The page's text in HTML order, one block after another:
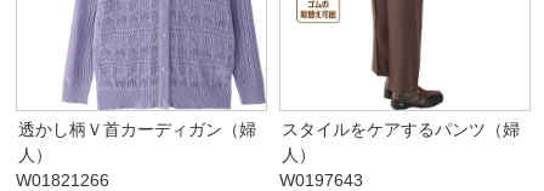
透かし柄Ｖ首カーディガン（婦
人）
W01821266
スタイルをケアするパンツ（婦
人）
W0197643